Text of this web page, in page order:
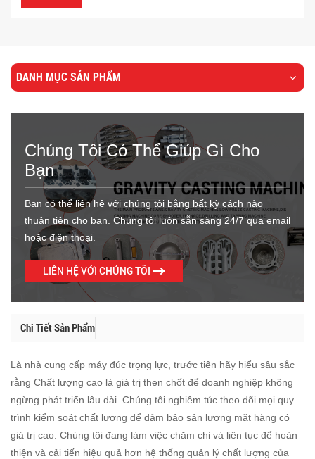
DANH MỤC SẢN PHẨM
Chúng Tôi Có Thể Giúp Gì Cho
Bạn
Bạn có thể liên hệ với chúng tôi bằng bất kỳ cách nào
thuận tiện cho bạn. Chúng tôi luôn sẵn sàng 24/7 qua email
hoặc điện thoại.
LIÊN HỆ VỚI CHÚNG TÔI
Chi Tiết Sản Phẩm
Là nhà cung cấp máy đúc trọng lực, trước tiên hãy hiểu sâu sắc
rằng Chất lượng cao là giá trị then chốt để doanh nghiệp không
ngừng phát triển lâu dài. Chúng tôi nghiêm túc theo dõi mọi quy
trình kiểm soát chất lượng để đảm bảo sản lượng mặt hàng có
giá trị cao. Chúng tôi đang làm việc chăm chỉ và liên tục để hoàn
thiện và cải tiến hiệu quả hơn hệ thống quản lý chất lượng của